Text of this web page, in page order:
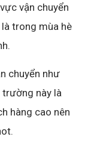
vận chuyển
trong mùa hè
chuyển như
trường này là
hàng cao nên